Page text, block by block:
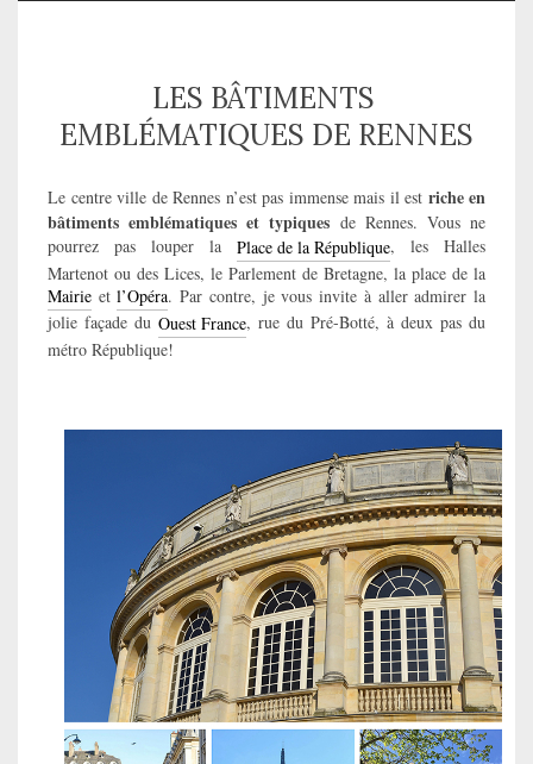
LES BÂTIMENTS
EMBLÉMATIQUES DE RENNES
Le centre ville de Rennes n’est pas immense mais il est riche en
bâtiments emblématiques et typiques de Rennes. Vous ne
pourrez pas louper la Place de la République, les Halles
Martenot ou des Lices, le Parlement de Bretagne, la place de la
Mairie etl’Opéra. Par contre, je vous invite à aller admirer la
jolie façade du Ouest France, rue du Pré-Botté, à deux pas du
métro République!